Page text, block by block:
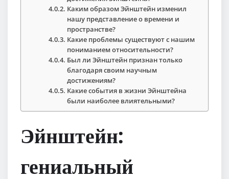
Каким образом Эйнштейн изменил
нашу представление о времени и
пространстве?
Какие проблемы существуют с нашим
пониманием относительности?
Был ли Эйнштейн признан только
благодаря своим научным
достижениям?
Какие события в жизни Эйнштейна
были наиболее влиятельными?
Эйнштейн:
гениальный